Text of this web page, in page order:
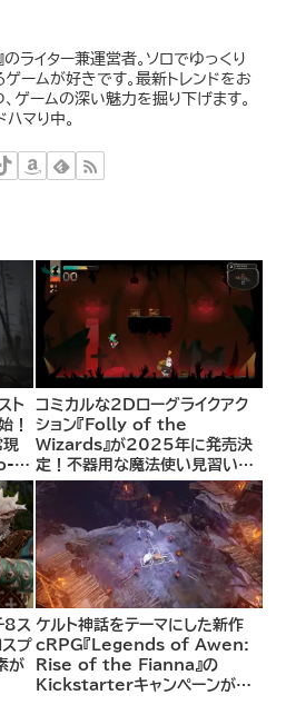
のライター兼運営者。ソロでゆっくり
ームが好きです。最新トレンドをお
ゲームの深い魅力を掘り下げます。
ハマり中。
ト
！
現
コミカルな2Dローグライクアク
ション『Folly of the
Wizards』が2025年に発売決
定！不器用な魔法使い見習いと
して、ランダム生成ダンジョンを
探索し、世界を救う冒険へ。
8ス
スプ
が
ケルト神話をテーマにした新作
cRPG『Legends of Awen:
Rise of the Fianna』の
Kickstarterキャンペーンがま